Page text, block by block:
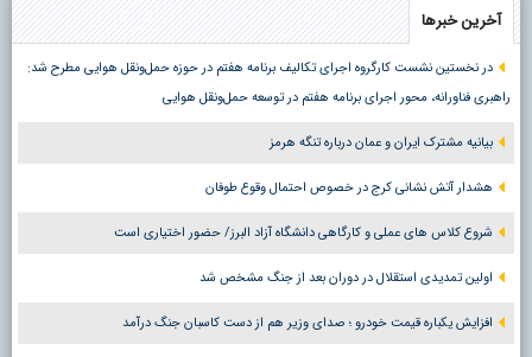
آخرین خبرها
در نخستین نشست کارگروه اجرای تکالیف برنامه هفتم در حوزه حمل‌ونقل هوایی مطرح شد:
راهبری فناورانه، محور اجرای برنامه هفتم در توسعه حمل‌ونقل هوایی
بیانیه مشترک ایران و عمان درباره تنگه هرمز
هشدار آتش نشانی کرج در خصوص احتمال وقوع طوفان
شروع کلاس های عملی و کارگاهی دانشگاه آزاد البرز/ حضور اختیاری است
اولین تمدیدی استقلال در دوران بعد از جنگ مشخص شد
افزایش یکباره قیمت خودرو ؛ صدای وزیر هم از دست کاسبان جنگ درآمد